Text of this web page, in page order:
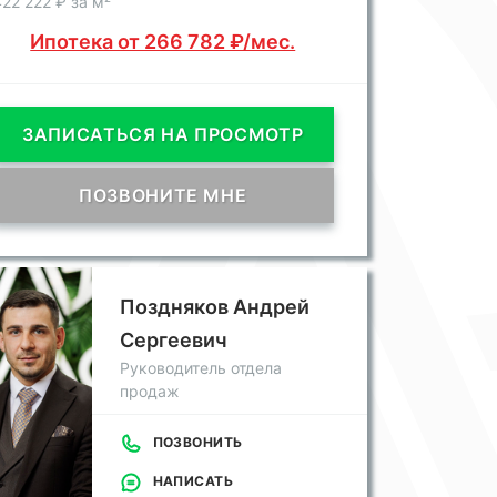
Ипотека от 266 782 ₽/мес.
ЗАПИСАТЬСЯ НА ПРОСМОТР
ПОЗВОНИТЕ МНЕ
Поздняков Андрей
Сергеевич
Руководитель отдела
продаж
ПОЗВОНИТЬ
НАПИСАТЬ